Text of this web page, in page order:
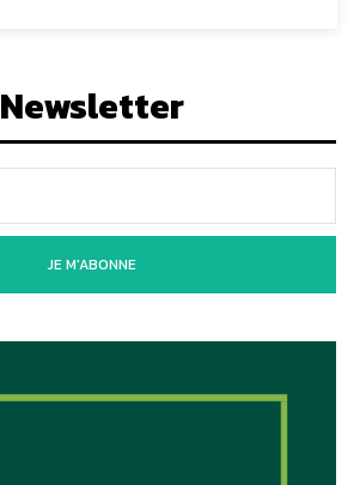
Newsletter
JE M'ABONNE